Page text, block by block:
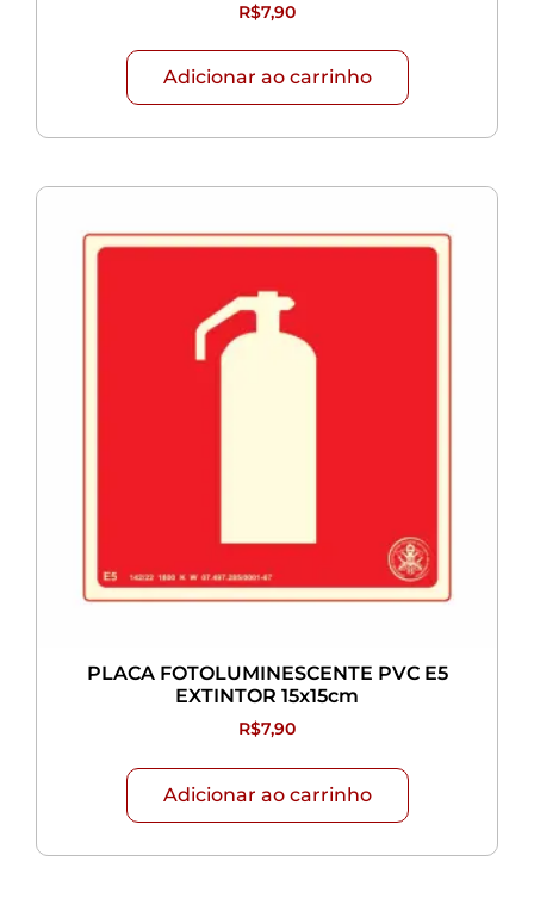
R$7,90
Adicionar ao carrinho
PLACA FOTOLUMINESCENTE PVC E5
EXTINTOR 15x15cm
R$7,90
Adicionar ao carrinho